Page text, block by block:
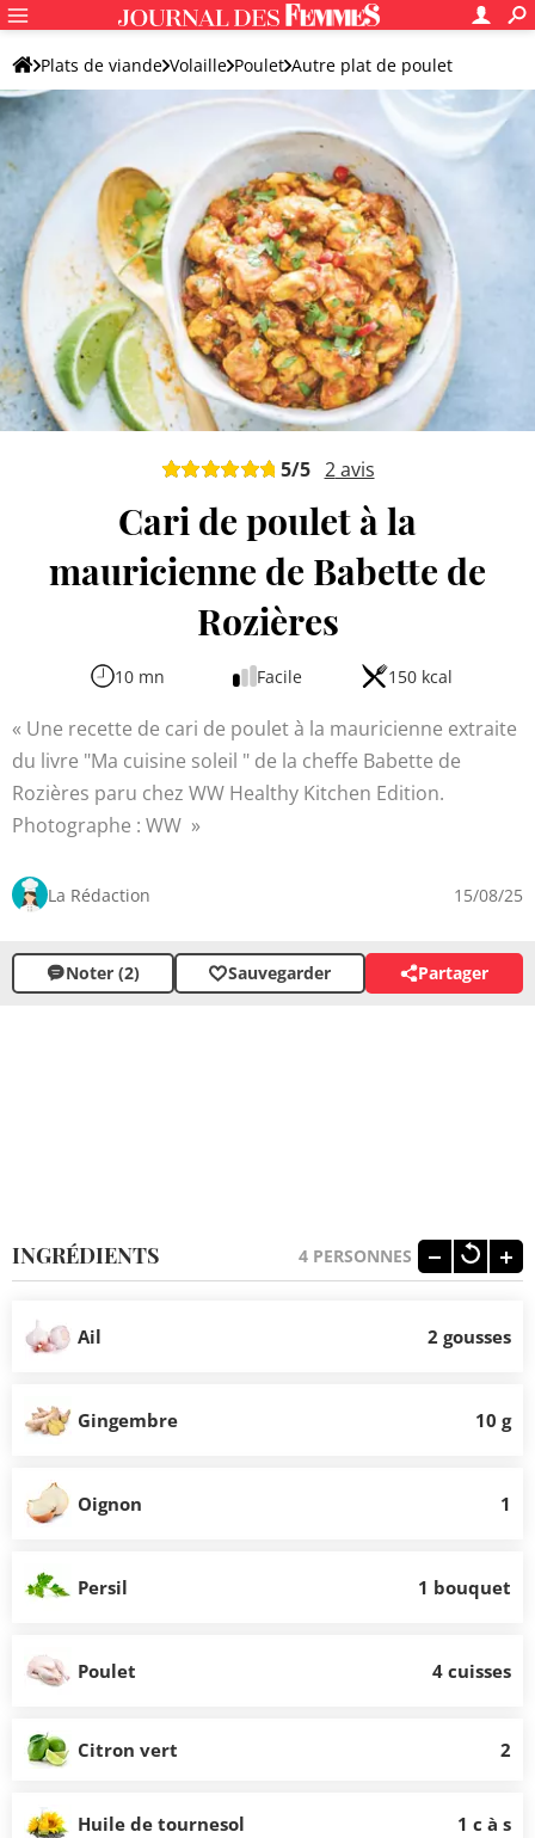
Plats de viande Volaille Poulet Autre plat de poulet
5/5 2avis
Cari de poulet à la
mauricienne de Babette de
Rozières
10 mn Facile 150 kcal
Une recette de cari de poulet à la mauricienne extraite
du livre "Ma cuisine soleil " de la cheffe Babette de
Rozières paru chez WW Healthy Kitchen Edition.
Photographe : WW
La Rédaction 15/08/25
Noter (2) Sauvegarder Partager
INGRÉDIENTS 4 PERSONNES
Ail 2 gousses
Gingembre 10 g
Oignon 1
Persil 1 bouquet
Poulet 4 cuisses
Citron vert 2
Huile de tournesol 1 c à s